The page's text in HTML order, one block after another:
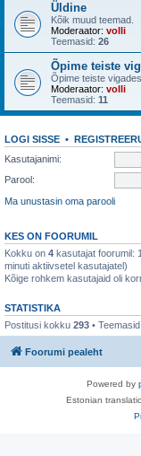
Üldine
Kõik muud teemad.
Moderaator: volli
Teemasid: 26
Õpime teiste
Õpime teiste
Moderaator: volli
Teemasid: 11
LOGI SISSE •
Kasutajanimi:
Parool:
Ma unustasin oma parooli
KES ON FOORUMIL
Kokku on 4 kasutajat foorumil:
minuti aktiivsetel kasutajatel)
Kõige rohkem kasutajaid oli
STATISTIKA
Postitusi kokku 293 •
Foorumi pealeht
Powered by
Estonian